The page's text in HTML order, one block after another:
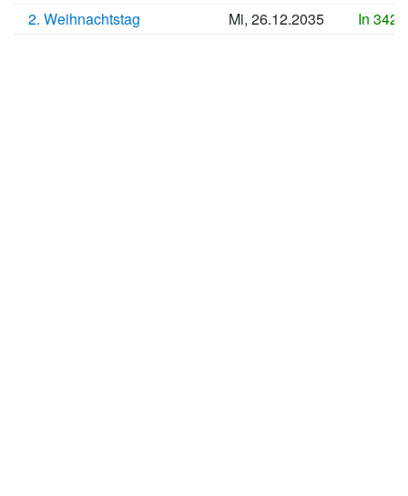
2. Weihnachtstag
Mi, 26.12.2035 In